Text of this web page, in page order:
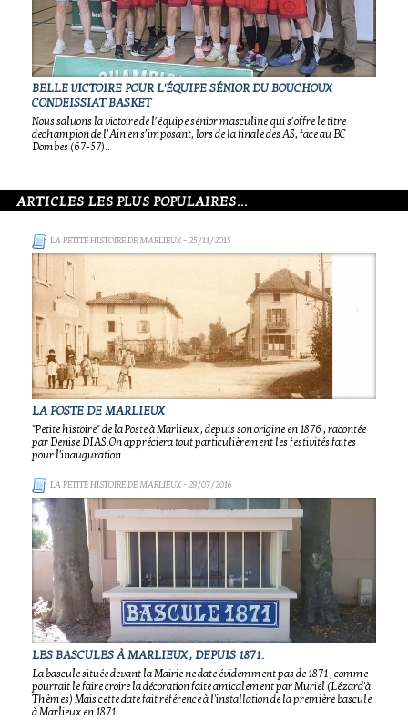
BELLE VICTOIRE POUR L'ÉQUIPE SÉNIOR DU BOUCHOUX
CONDEISSIAT BASKET
Nous saluons la victoire de l’équipe sénior masculine qui s’offre le titre
dechampion de l’Ain en s’imposant, lors de la finale des AS, face au BC
Dombes (67-57)..
ARTICLES LES PLUS POPULAIRES...
LA PETITE HISTOIRE DE MARLIEUX- 25/11/2015
LA POSTE DE MARLIEUX
"Petite histoire" de la Poste à Marlieux , depuis son origine en 1876 , racontée
par Denise DIAS.On appréciera tout particulièrement les festivités faites
pour l'inauguration..
LA PETITE HISTOIRE DE MARLIEUX- 29/07/2016
LES BASCULES À MARLIEUX , DEPUIS 1871.
La bascule située devant la Mairie ne date évidemment pas de 1871 , comme
pourrait le faire croire la décoration faite amicalement par Muriel (Lézard'à
Thèmes) Mais cette date fait référence à l'installation de la première bascule
à Marlieux en 1871..